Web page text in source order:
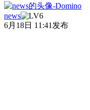
news
6月18日 11:41发布